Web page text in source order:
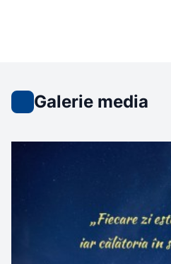
Galerie media